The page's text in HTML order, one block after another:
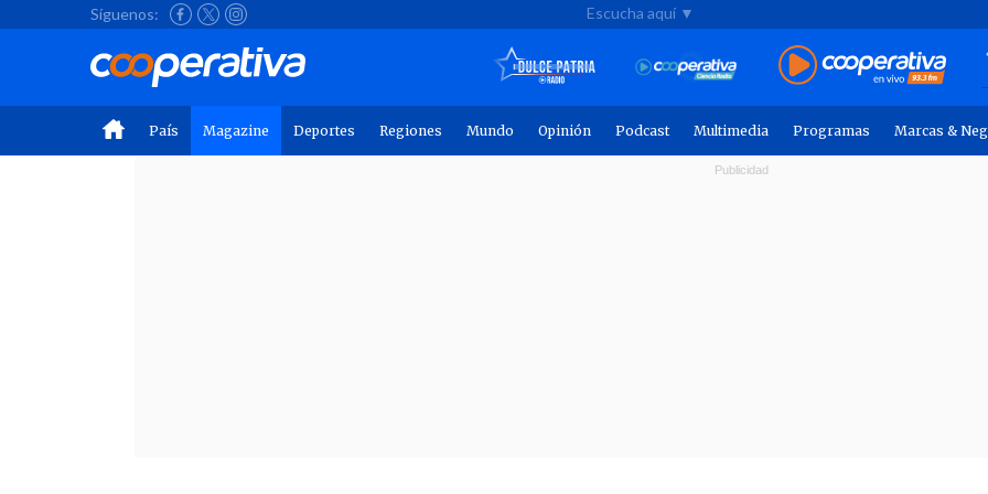
Síguenos: Escucha aquí ▼
País Magazine Deportes Regiones Mundo Opinión Podcast Multimedia Programas Marcas &